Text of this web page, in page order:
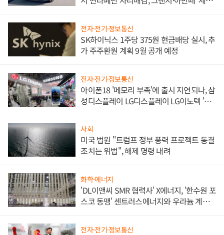
전자·전기·정보통신
SK하이닉스 1주당 375원 현금배당 실시, 추
가 주주환원 계획 9월 공개 예정
전자·전기·정보통신
아이폰18 '메모리 부족'에 출시 지연되나, 삼
성디스플레이 LG디스플레이 LG이노텍 '탈
사회
미국 법원 "트럼프 정부 풍력 프로젝트 동결
조치는 위법", 해제 명령 내려
화학·에너지
'DL이앤씨 SMR 협력사' X에너지, '한수원 포
스코 동맹' 센트러스에너지와 우라늄 계약
전자·전기·정보통신